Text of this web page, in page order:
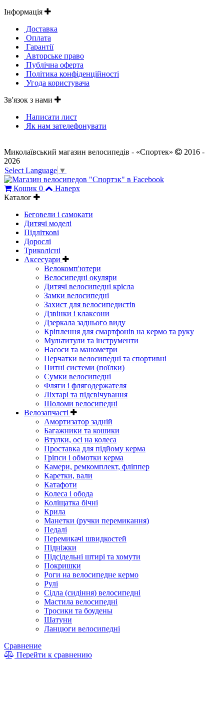
Інформація
Доставка
Оплата
Гарантії
Авторське право
Публічна оферта
Політика конфіденційності
Угода користувача
Зв'язок з нами
Написати лист
Як нам зателефонувати
Миколаївський магазин велосипедів - «Спортек»
2016 -
2026
Select Language ▼
Кошик 0
Наверх
Каталог
Беговели і самокати
Дитячі моделі
Підліткові
Дорослі
Триколісні
Аксесуари
Велокомп'ютери
Велосипедні окуляри
Дитячі велосипедні крісла
Замки велосипедні
Захист для велосипедистів
Дзвінки і клаксони
Дзеркала заднього виду
Кріплення для смартфонів на кермо та руку
Мультитули та інструменти
Насоси та манометри
Перчатки велосипедні та спортивні
Питні системи (поїлки)
Сумки велосипедні
Фляги і флягодержателя
Ліхтарі та підсвічування
Шоломи велосипедні
Велозапчасті
Амортизатор задній
Багажники та кошики
Втулки, осі на колеса
Проставка для підйому керма
Гріпси і обмотки керма
Камери, ремкомплект, фліппер
Каретки, вали
Катафоти
Колеса і обода
Коліщатка бічні
Крила
Манетки (ручки перемикання)
Педалі
Перемикачі швидкостей
Підніжки
Підсідельні штирі та хомути
Покришки
Роги на велосипедне кермо
Рулі
Сідла (сидіння) велосипедні
Мастила велосипедні
Тросики та боудены
Шатуни
Ланцюги велосипедні
Сравнение
Перейти к сравнению